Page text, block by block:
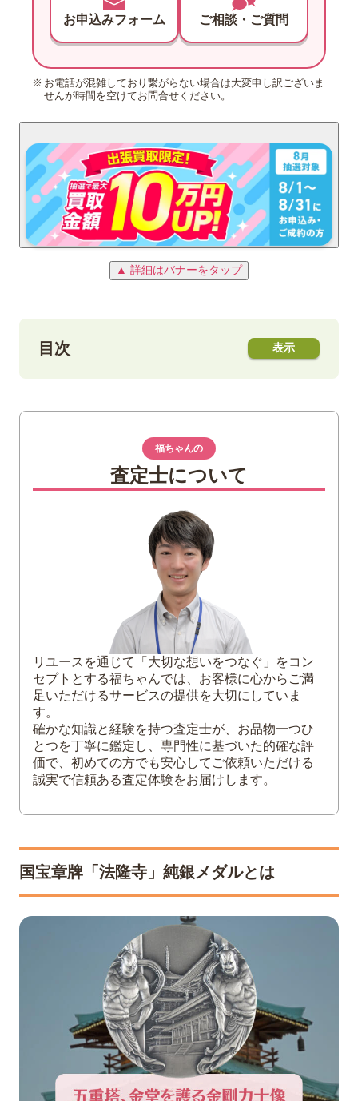
お申込みフォーム ご相談・ご質問
お電話が混雑しており繋がらない場合は大変申し訳ございま
せんが時間を空けてお問合せください。
▲ 詳細はバナーをタップ
目次
国宝章牌「法隆寺」純銀メダルの特徴やデ
3
国宝章牌「法隆寺」純銀メダルは買取に出
福ちゃんの
査定士について
リユースを通じて「大切な想いをつなぐ」をコン
セプトとする福ちゃんでは、お客様に心からご満
足いただけるサービスの提供を大切にしていま
す。
確かな知識と経験を持つ査定士が、お品物一つひ
とつを丁寧に鑑定し、専門性に基づいた的確な評
価で、初めての方でも安心してご依頼いただける
誠実で信頼ある査定体験をお届けします。
国宝章牌「法隆寺」純銀メダルとは